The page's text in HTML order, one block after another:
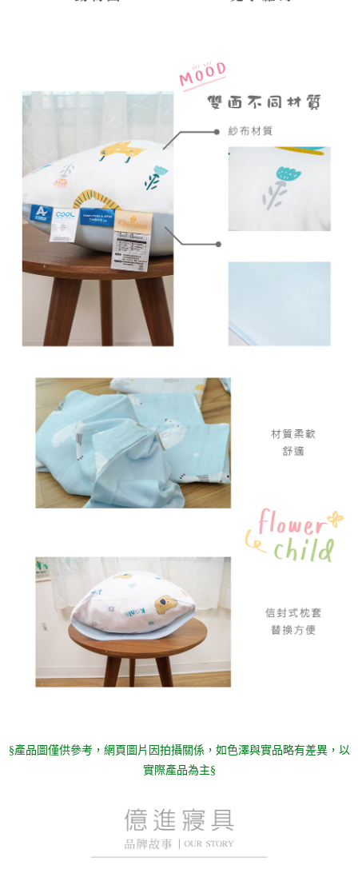
§產品圖僅供參考，網頁圖片因拍攝關係，如色澤與實品略有差異，以
實際產品為主§